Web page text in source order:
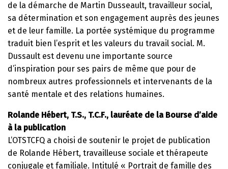
de la démarche de Martin Dusseault, travailleur social,
sa détermination et son engagement auprès des jeunes
et de leur famille. La portée systémique du programme
traduit bien l’esprit et les valeurs du travail social. M.
Dussault est devenu une importante source
d’inspiration pour ses pairs de même que pour de
nombreux autres professionnels et intervenants de la
santé mentale et des relations humaines.
Rolande Hébert, T.S., T.C.F., lauréate de la Bourse d’aide
à la publication
L’OTSTCFQ a choisi de soutenir le projet de publication
de Rolande Hébert, travailleuse sociale et thérapeute
conjugale et familiale. Intitulé « Portrait de famille des